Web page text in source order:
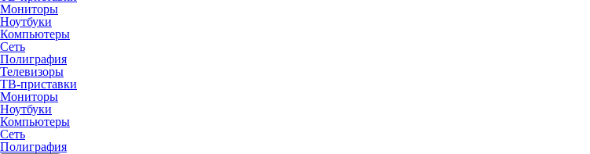
Мониторы
Ноутбуки
Компьютеры
Сеть
Полиграфия
Телевизоры
ТВ-приставки
Мониторы
Ноутбуки
Компьютеры
Сеть
Полиграфия